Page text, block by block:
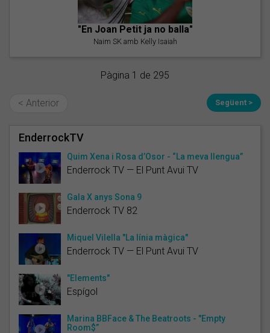
"En Joan Petit ja no balla"
Naim SK amb Kelly Isaiah
Pàgina 1 de 295
< Anterior Següent >
EnderrockTV
Quim Xena i Rosa d’Osor - “La meva llengua”
Enderrock TV — El Punt Avui TV
Gala X anys Sona 9
Enderrock TV 82
Miquel Vilella "La línia màgica"
Enderrock TV — El Punt Avui TV
"Elements"
Espígol
Marina BBFace & The Beatroots - "Empty
Room$”